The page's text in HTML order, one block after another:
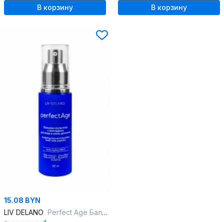
В корзину В корзину
15.08 BYN
LIV DELANO Perfect Age Бальзам-скульптор с пептидами для лица и зоны декольте